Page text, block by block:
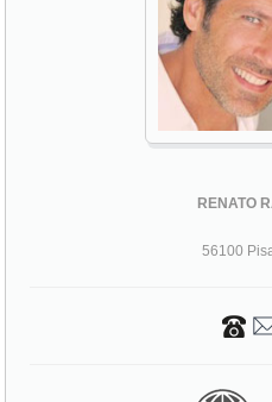
RENATO
56100